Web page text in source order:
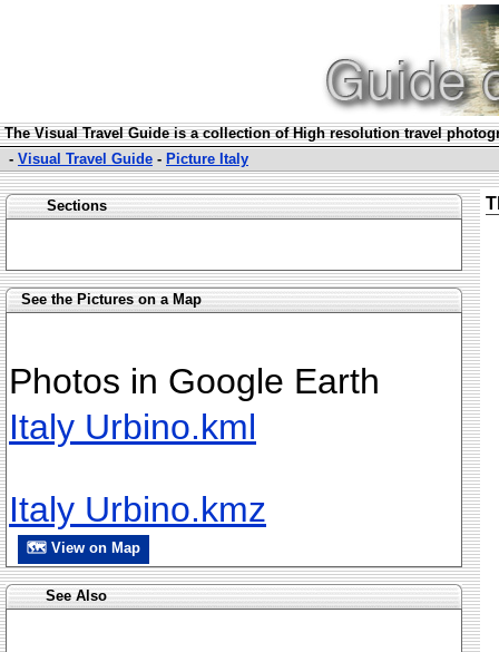
The Visual Travel Guide is a collection of High resolution travel
- Visual Travel Guide - Picture Italy
Sections
See the Pictures on a Map
Photos in Google Earth
Italy Urbino.kml
Italy Urbino.kmz
🗺 View on Map
See Also